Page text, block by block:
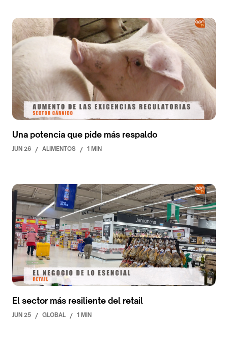
Una potencia que pide más respaldo
JUN 26 / ALIMENTOS / 1 MIN
El sector más resiliente del retail
JUN 25 / GLOBAL / 1 MIN